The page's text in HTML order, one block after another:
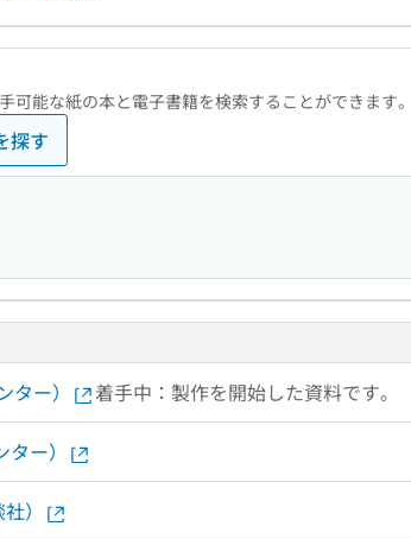
能な紙の本と電子書籍を検索することができます。
探す
ー） 着手中：製作を開始した資料です。
ー）
）